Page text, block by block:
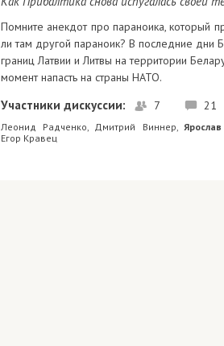
Помните анекдот про параноика, который
ли там другой параноик? В последние дни
границ Латвии и Литвы на территории
момент напасть на страны НАТО.
Участники дискуссии: 7 21
Леонид Радченко, Дмитрий Виннер,
Егор Кравец